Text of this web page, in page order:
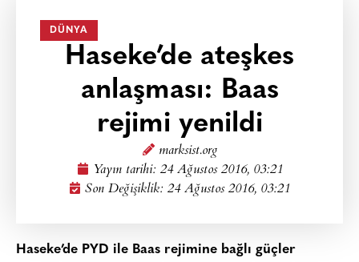
DÜNYA
Haseke’de ateşkes
anlaşması: Baas
rejimi yenildi
marksist.org
Yayın tarihi: 24 Ağustos 2016, 03:21
Son Değişiklik: 24 Ağustos 2016, 03:21
Haseke’de PYD ile Baas rejimine bağlı güçler